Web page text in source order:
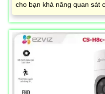
cho bạn khả năng quan sát